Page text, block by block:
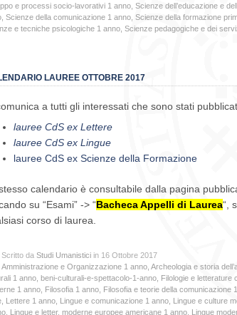
e processi socio-lavorativi 1 anno Scienze dell’educazione e
Scienze della comunicazione 1 anno Scienze della formazione
e tecniche psicologiche 1 anno Scienze pedagogiche e dei
LAUREE OTTOBRE 2017
a tutti gli interessati che sono stati
lauree CdS ex Lettere
lauree CdS ex Lingue
lauree CdS ex Scienze della Formazione
calendario è consultabile dalla pagina
su “Esami” -> “Bacheca Appelli di Laurea“,
corso di laurea.
Scritto da Studi Umanistici in 16 Ottobre 2017
Amministrazione e Organizzazione 1 anno, Archeologia e storia
1 anno, beni-culturali-e-spettacolo-1-anno, Filologie e letterature
1 anno, Filosofia 1 anno, Filosofia e teorie della comunicazione
, Lettere 1 anno, Lingue e comunicazione 1 anno, Lingue e culture
, Lingue e letter. moderne europee americane 1 anno, Lingue